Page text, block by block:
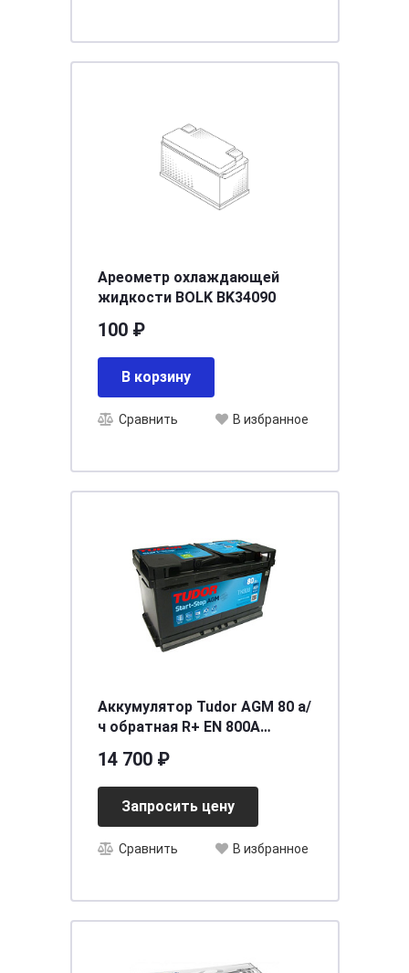
Ареометр охлаждающей
жидкости BOLK BK34090
100 ₽
В корзину
Сравнить В избранное
Аккумулятор Tudor AGM 80 а/
ч обратная R+ EN 800A
14 700 ₽
Запросить цену
Сравнить В избранное